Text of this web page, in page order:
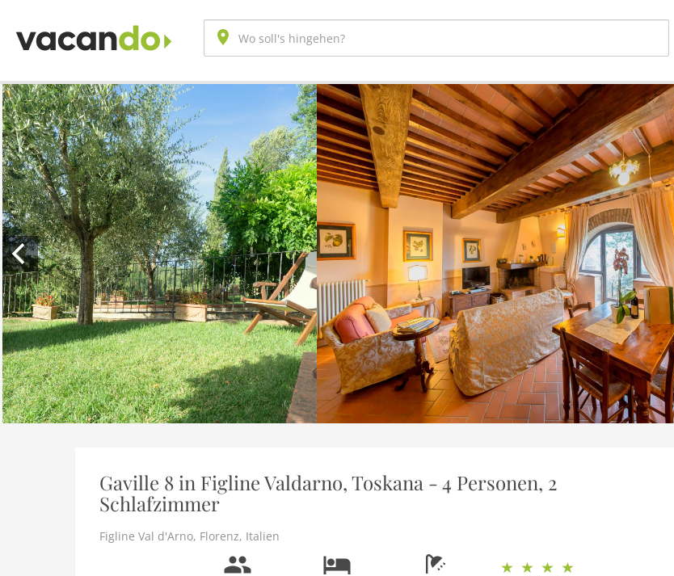
Gaville 8 in Figline Valdarno, Toskana - 4 Personen, 2
Schlafzimmer
Figline Val d'Arno, Florenz, Italien